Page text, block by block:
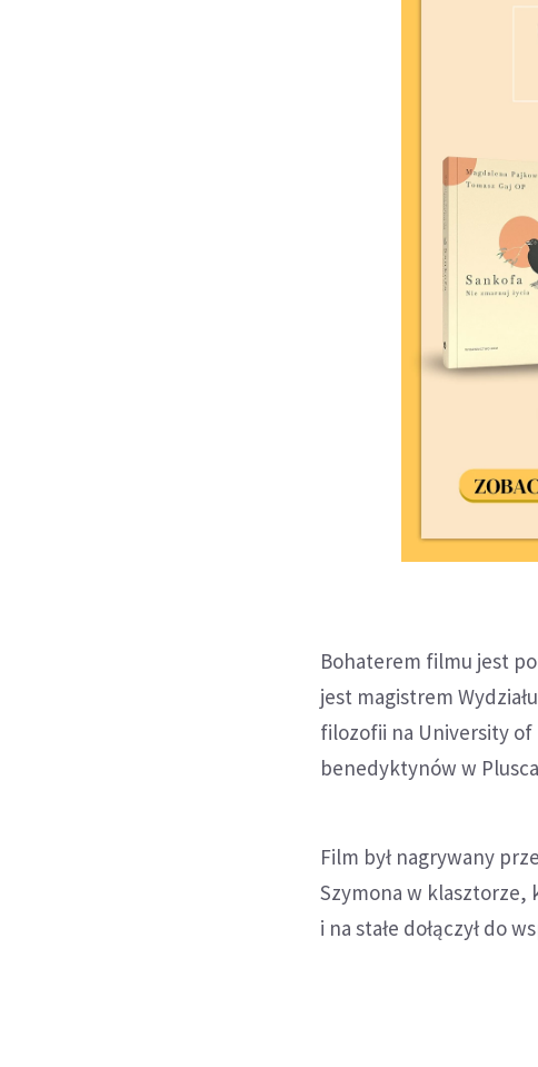
Bohaterem filmu jest
jest magistrem
filozofii na University of
benedyktynów w
Film był nagrywany
Szymona w klasztorze,
i na stałe dołączył do